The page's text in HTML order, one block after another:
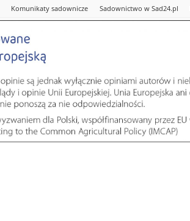
Komunikaty sadownicze Sadownictwo w Sad24.pl